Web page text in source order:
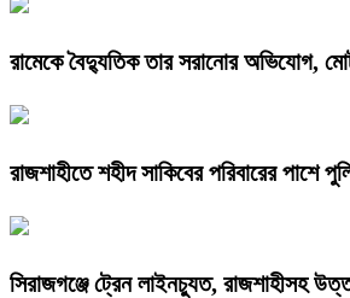
রামেকে বৈদ্যুতিক তার সরানোর অভিযোগ,
রাজশাহীতে শহীদ সাকিবের পরিবারের পাশে
সিরাজগঞ্জে ট্রেন লাইনচ্যুত, রাজশাহীসহ